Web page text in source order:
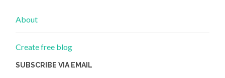
About
Create free blog
SUBSCRIBE VIA EMAIL